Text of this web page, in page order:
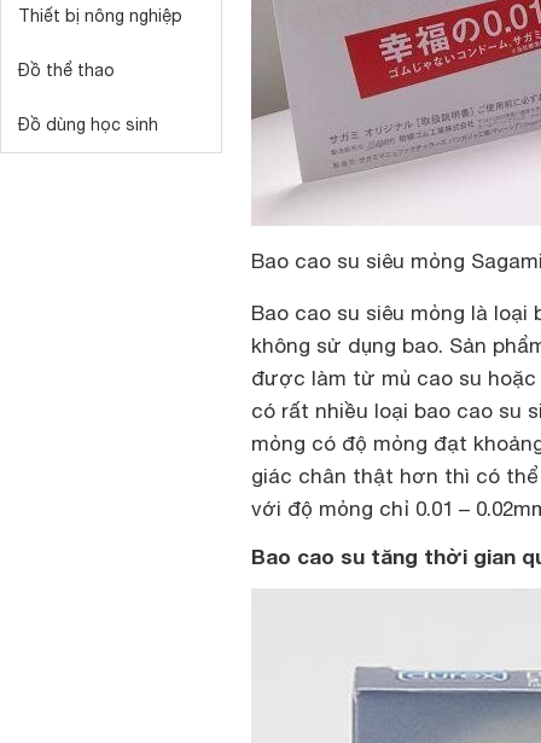
Thiết bị nông nghiệp
Đồ thể thao
Đồ dùng học sinh
Bao cao su siêu mỏng
Bao cao su siêu mỏng là
không sử dụng bao. Sản
được làm từ mủ cao su
có rất nhiều loại bao cao su
mỏng có độ mỏng đạt
giác chân thật hơn thì có
với độ mỏng chỉ 0.01 –
Bao cao su tăng thời gian